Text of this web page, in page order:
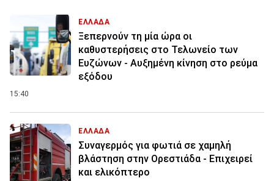
ΕΛΛΑΔΑ
Ξεπερνούν τη μία ώρα οι
καθυστερήσεις στο Τελωνείο των
Ευζώνων - Αυξημένη κίνηση στο ρεύμα
εξόδου
15:40
ΕΛΛΑΔΑ
Συναγερμός για φωτιά σε χαμηλή
βλάστηση στην Ορεστιάδα - Επιχειρεί
και ελικόπτερο